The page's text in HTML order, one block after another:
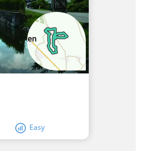
Easy